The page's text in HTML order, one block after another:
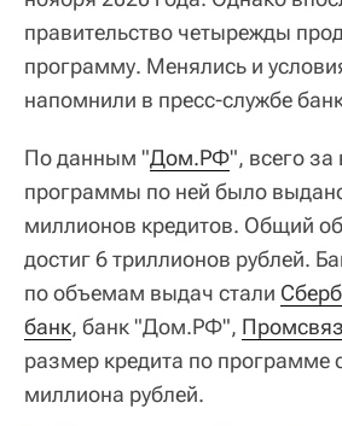
правительство четырежды
программу. Менялись и
напомнили в пресс-службе
По данным "Дом.РФ", всего
программы по ней было
миллионов кредитов. Общий
достиг 6 триллионов рублей.
по объемам выдач стали
банк, банк "Дом.РФ",
размер кредита по программе
миллиона рублей.